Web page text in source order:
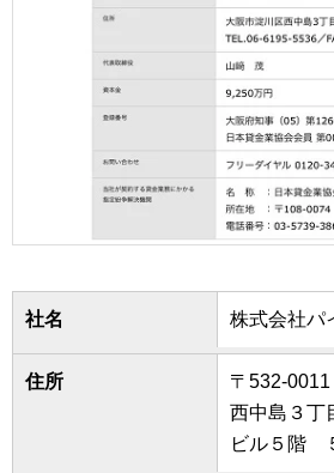
社名 株式会社パ
住所
〒532-
西中島３
ビル５階